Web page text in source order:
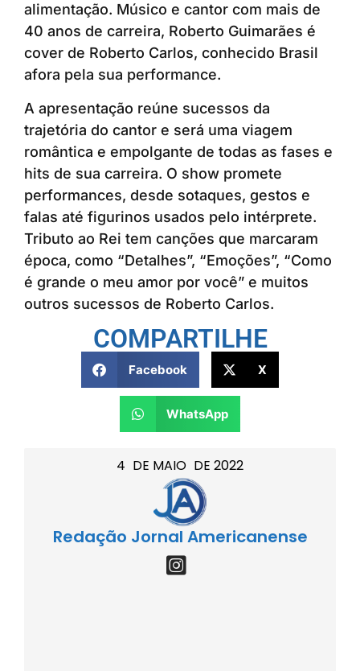
4 DE MAIO DE 2022
Redação Jornal Americanense
alimentação. Músico e cantor com mais de
40 anos de carreira, Roberto Guimarães é
cover de Roberto Carlos, conhecido Brasil
afora pela sua performance.
A apresentação reúne sucessos da
trajetória do cantor e será uma viagem
romântica e empolgante de todas as fases e
hits de sua carreira. O show promete
performances, desde sotaques, gestos e
falas até figurinos usados pelo intérprete.
Tributo ao Rei tem canções que marcaram
época, como “Detalhes”, “Emoções”, “Como
é grande o meu amor por você” e muitos
outros sucessos de Roberto Carlos.
COMPARTILHE
Facebook X
WhatsApp